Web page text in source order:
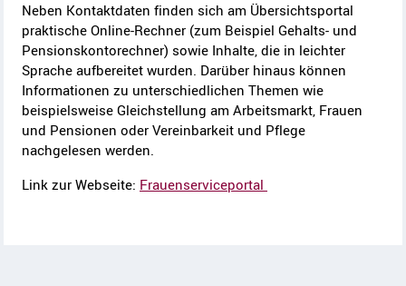
s
k
e
y
y
Neben Kontaktdaten finden sich am Übersichtsportal
praktische Online-Rechner (zum Beispiel Gehalts- und
Pensionskontorechner) sowie Inhalte, die in leichter
Sprache aufbereitet wurden. Darüber hinaus können
Informationen zu unterschiedlichen Themen wie
beispielsweise Gleichstellung am Arbeitsmarkt, Frauen
und Pensionen oder Vereinbarkeit und Pflege
nachgelesen werden.
Link zur Webseite: Frauenserviceportal